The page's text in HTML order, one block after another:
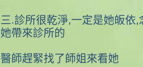
三.診所很乾淨,一定是她皈依
她帶來診所的
醫師趕緊找了師姐來看她